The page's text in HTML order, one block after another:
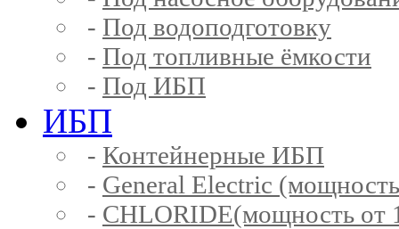
- Под водоподготовку
- Под топливные ёмкости
- Под ИБП
ИБП
- Контейнерные ИБП
- General Electric
- CHLORIDE(мощность от